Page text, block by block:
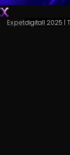
Expetdigitall 2025 |